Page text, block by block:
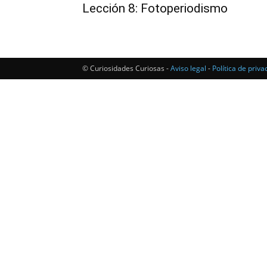
Lección 8: Fotoperiodismo
© Curiosidades Curiosas -Aviso legal - Política de